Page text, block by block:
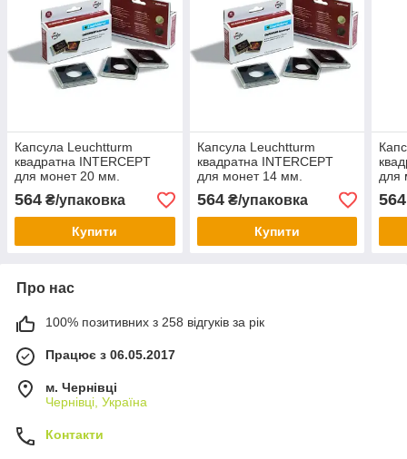
Капсула Leuchtturm
квадратна INTERCEPT
для монет 20 мм.
564 ₴/упаковка
Купити
Капсула Leuchtturm
квадратна INTERCEPT
для монет 14 мм.
564₴/упаковка
Купити
для
564
Про нас
100% позитивних з 258 відгуків за рік
Працює з 06.05.2017
м. Чернівці
Чернівці, Україна
Контакти